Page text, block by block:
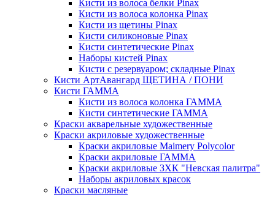
Кисти из волоса белки Pinax
Кисти из волоса колонка Pinax
Кисти из щетины Pinax
Кисти силиконовые Pinax
Кисти синтетические Pinax
Наборы кистей Pinax
Кисти с резервуаром; складные Pinax
Кисти АртАвангард ЩЕТИНА / ПОНИ
Кисти ГАММА
Кисти из волоса колонка ГАММА
Кисти синтетические ГАММА
Краски акварельные художественные
Краски акриловые художественные
Краски акриловые Maimery Polycolor
Краски акриловые ГАММА
Краски акриловые ЗХК "Невская палитра"
Наборы акриловых красок
Краски масляные